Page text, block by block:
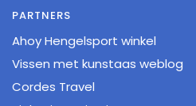
PARTNERS
Ahoy Hengelsport winkel
Vissen met kunstaas weblog
Cordes Travel